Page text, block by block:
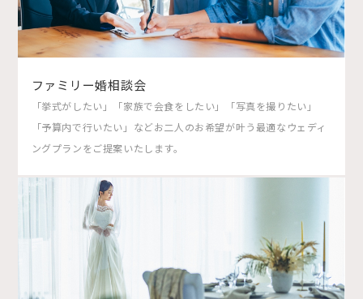
ファミリー婚相談会
「挙式がしたい」「家族で会食をしたい」「写真を撮りたい」
「予算内で行いたい」などお二人のお希望が叶う最適なウェディ
ングプランをご提案いたします。